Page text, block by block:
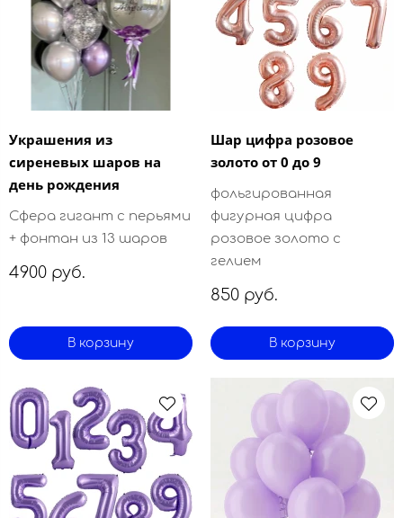
Украшения из
сиреневых шаров на
день рождения
Сфера гигант с перьями
+ фонтан из 13 шаров
4900 руб.
В корзину
Шар цифра розовое
золото от 0 до 9
фольгированная
фигурная цифра
розовое золото с
гелием
850 руб.
В корзину